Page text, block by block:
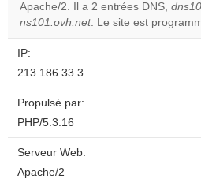
Apache/2. Il a 2 entrées DNS,
ns101.ovh.net. Le site est
IP:
213.186.33.3
Propulsé par:
PHP/5.3.16
Serveur Web:
Apache/2